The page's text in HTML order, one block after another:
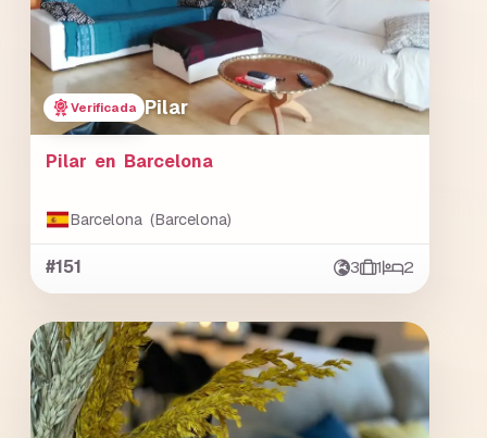
Verificada Pilar
Pilar en Barcelona
Barcelona (Barcelona)
#151 3 1 2